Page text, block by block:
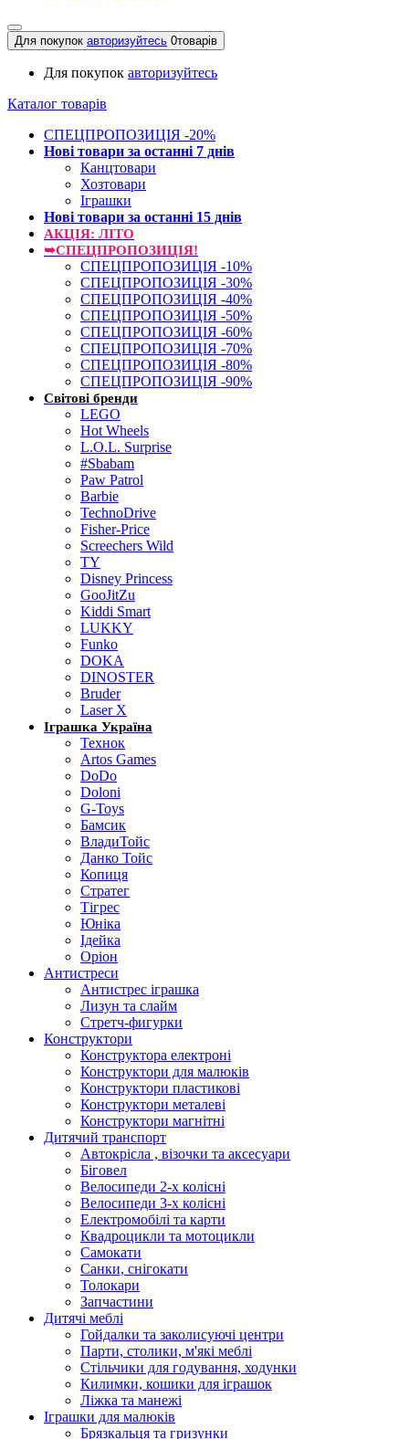
Для покупок авторизуйтесь 0товарів
Для покупок авторизуйтесь
Каталог товарів
СПЕЦПРОПОЗИЦІЯ -20%
Нові товари за останнi 7 днiв
Канцтовари
Хозтовари
Іграшки
Нові товари за останнi 15 днiв
АКЦІЯ: ЛІТО
➥СПЕЦПРОПОЗИЦІЯ!
СПЕЦПРОПОЗИЦІЯ -10%
СПЕЦПРОПОЗИЦІЯ -30%
СПЕЦПРОПОЗИЦІЯ -40%
СПЕЦПРОПОЗИЦІЯ -50%
СПЕЦПРОПОЗИЦІЯ -60%
СПЕЦПРОПОЗИЦІЯ -70%
СПЕЦПРОПОЗИЦІЯ -80%
СПЕЦПРОПОЗИЦІЯ -90%
Світові бренди
LEGO
Hot Wheels
L.O.L. Surprise
#Sbabam
Paw Patrol
Barbie
TechnoDrive
Fisher-Price
Screechers Wild
TY
Disney Princess
GooJitZu
Kiddi Smart
LUKKY
Funko
DOKA
DINOSTER
Bruder
Laser X
Іграшка Україна
Технок
Artos Games
DoDo
Doloni
G-Toys
Бамсик
ВладиТойс
Данко Тойс
Копиця
Стратег
Тігрес
Юніка
Ідейка
Оріон
Антистреси
Антистрес іграшка
Лизун та слайм
Стретч-фигурки
Конструктори
Конструктора електроні
Конструктори для малюків
Конструктори пластикові
Конструктори металеві
Конструктори магнітні
Дитячий транспорт
Автокрісла , візочки та аксесуари
Біговел
Велосипеди 2-х колісні
Велосипеди 3-х колісні
Електромобілі та карти
Квадроцикли та мотоцикли
Самокати
Санки, снігокати
Толокари
Запчастини
Дитячі меблі
Гойдалки та заколисуючі центри
Парти, столики, м'які меблі
Стільчики для годування, ходунки
Килимки, кошики для іграшок
Ліжка та манежі
Іграшки для малюків
Брязкальця та гризунки